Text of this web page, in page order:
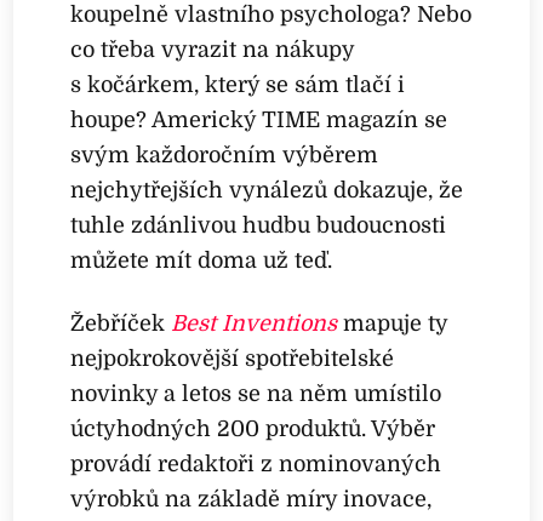
koupelně vlastního psychologa? Nebo
co třeba vyrazit na nákupy
s kočárkem, který se sám tlačí i
houpe? Americký TIME magazín se
svým každoročním výběrem
nejchytřejších vynálezů dokazuje, že
tuhle zdánlivou hudbu budoucnosti
můžete mít doma už teď.
Žebříček Best Inventions mapuje ty
nejpokrokovější spotřebitelské
novinky a letos se na něm umístilo
úctyhodných 200 produktů. Výběr
provádí redaktoři z nominovaných
výrobků na základě míry inovace,